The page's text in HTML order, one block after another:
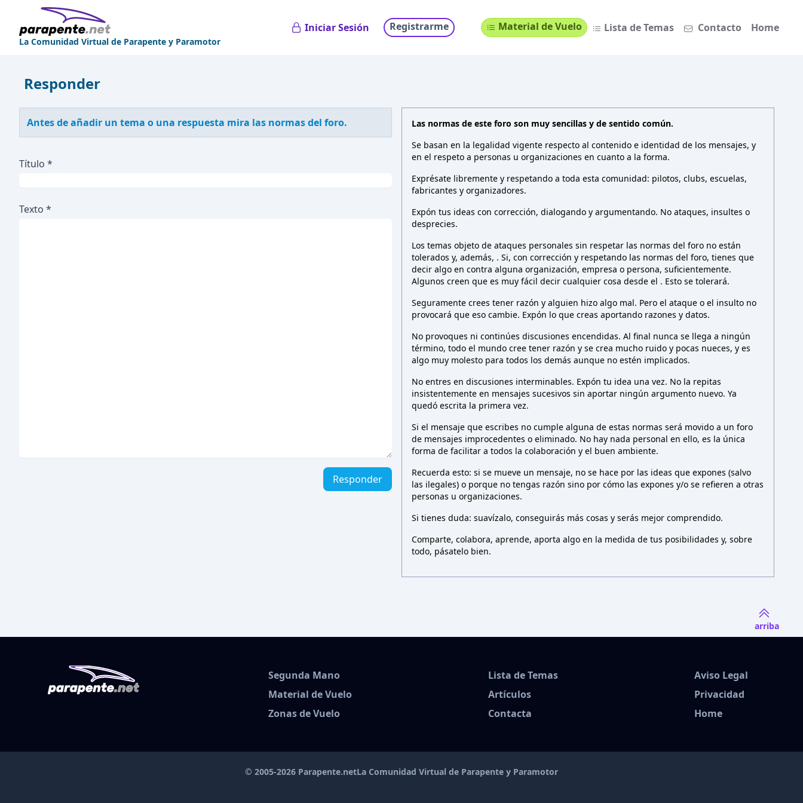
La Comunidad Virtual de Parapente y Paramotor
Iniciar Sesión Registrarme Material de Vuelo Lista de Temas Contacto Home
Responder
Antes de añadir un tema o una respuesta mira las normas del foro.
Título *
Texto *
Responder
Las normas de este foro son muy sencillas y de sentido común.
Se basan en la legalidad vigente respecto al contenido e identidad de los mensajes, y
en el respeto a personas u organizaciones en cuanto a la forma.
Exprésate libremente y respetando a toda esta comunidad: pilotos, clubs, escuelas,
fabricantes y organizadores.
Expón tus ideas con corrección, dialogando y argumentando. No ataques, insultes o
desprecies.
Los temas objeto de ataques personales sin respetar las normas del foro no están
tolerados y, además, . Si, con corrección y respetando las normas del foro, tienes que
decir algo en contra alguna organización, empresa o persona, suficientemente.
Algunos creen que es muy fácil decir cualquier cosa desde el . Esto se tolerará.
Seguramente crees tener razón y alguien hizo algo mal. Pero el ataque o el insulto no
provocará que eso cambie. Expón lo que creas aportando razones y datos.
No provoques ni continúes discusiones encendidas. Al final nunca se llega a ningún
término, todo el mundo cree tener razón y se crea mucho ruido y pocas nueces, y es
algo muy molesto para todos los demás aunque no estén implicados.
No entres en discusiones interminables. Expón tu idea una vez. No la repitas
insistentemente en mensajes sucesivos sin aportar ningún argumento nuevo. Ya
quedó escrita la primera vez.
Si el mensaje que escribes no cumple alguna de estas normas será movido a un foro
de mensajes improcedentes o eliminado. No hay nada personal en ello, es la única
forma de facilitar a todos la colaboración y el buen ambiente.
Recuerda esto: si se mueve un mensaje, no se hace por las ideas que expones (salvo
las ilegales) o porque no tengas razón sino por cómo las expones y/o se refieren a otras
personas u organizaciones.
Si tienes duda: suavízalo, conseguirás más cosas y serás mejor comprendido.
Comparte, colabora, aprende, aporta algo en la medida de tus posibilidades y, sobre
todo, pásatelo bien.
arriba
Segunda Mano
Material de Vuelo
Zonas de Vuelo
Lista de Temas
Artículos
Contacta
Aviso Legal
Privacidad
Home
© 2005-2026 Parapente.netLa Comunidad Virtual de Parapente y Paramotor